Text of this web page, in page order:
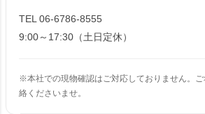
TEL 06-6786-8555
9:00～17:30（土日定休）
※本社での現物確認はご対応しておりません。
絡くださいませ。